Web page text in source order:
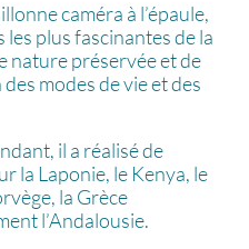
caméra à l’épaule,
plus fascinantes de la
nature préservée et de
modes de vie et des
il a réalisé de
la Laponie, le Kenya, le
la Grèce
l’Andalousie.